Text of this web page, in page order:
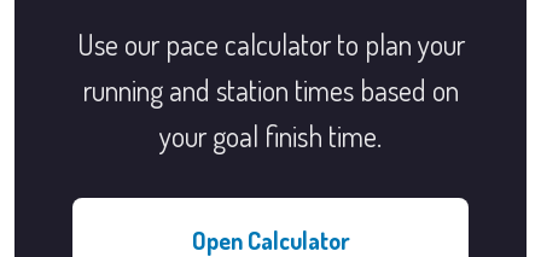
Use our pace calculator to plan your
running and station times based on
your goal finish time.
Open Calculator